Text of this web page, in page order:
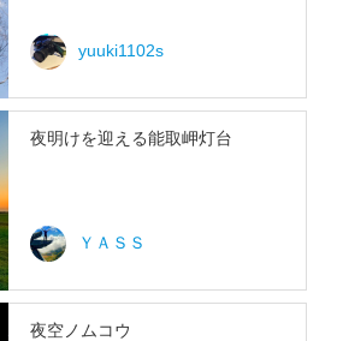
yuuki1102s
夜明けを迎える能取岬灯台
ＹＡＳＳ
夜空ノムコウ